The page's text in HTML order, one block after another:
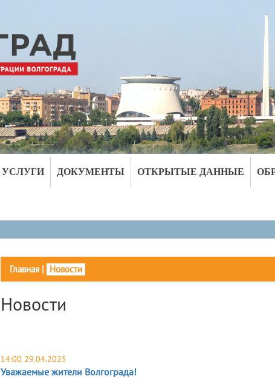
УСЛУГИ ДОКУМЕНТЫ ОТКРЫТЫЕ ДАННЫЕ
Главная| Новости
Новости
14:00 29.04.2025
Уважаемые жители Волгограда!